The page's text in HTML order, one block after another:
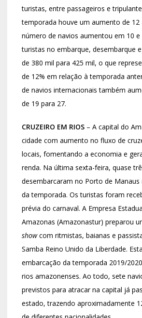
turistas, entre passageiros e
temporada houve um aumento de 12
número de navios aumentou em 10 e
turistas no embarque, desembarque
de 380 mil para 425 mil, o que
de 12% em relação à temporada
de navios internacionais também
de 19 para 27.
CRUZEIRO EM RIOS – A capital do
cidade com aumento no fluxo de
locais, fomentando a economia e
renda. Na última sexta-feira, quase
desembarcaram no Porto de
da temporada. Os turistas foram
prévia do carnaval. A Empresa
Amazonas (Amazonastur) preparou
showcom ritmistas, baianas e
Samba Reino Unido da Liberdade.
embarcação da temporada 2019/
rios amazonenses. Ao todo, sete
previstos para atracar na capital já
estado, trazendo aproximadamente